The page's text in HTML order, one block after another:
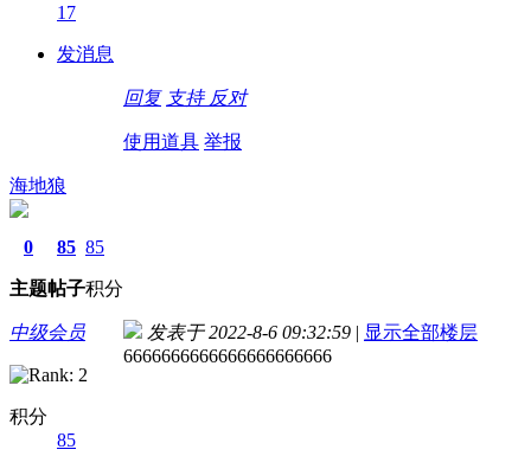
17
发消息
回复 支持 反对
使用道具 举报
海地狼
0
主题
85
帖子
85
积分
中级会员
积分
85
发表于 2022-8-6 09:32:59 | 显示全部楼层
6666666666666666666666